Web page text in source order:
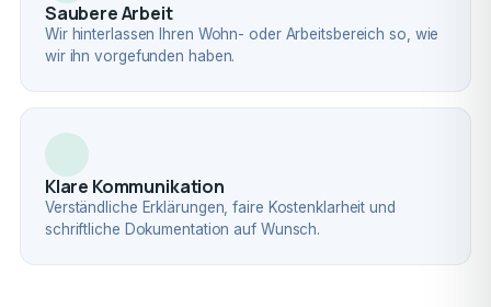
Saubere Arbeit
Wir hinterlassen Ihren Wohn- oder Arbeitsbereich so, wie
wir ihn vorgefunden haben.
Klare Kommunikation
Verständliche Erklärungen, faire Kostenklarheit und
schriftliche Dokumentation auf Wunsch.